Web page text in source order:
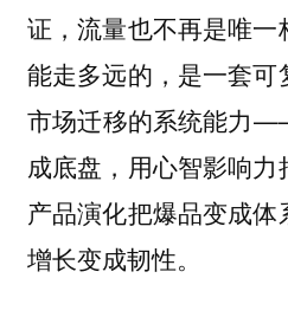
证，流量也不再是唯
能走多远的，是一套
市场迁移的系统能力
成底盘，用心智影响
产品演化把爆品变成
增长变成韧性。